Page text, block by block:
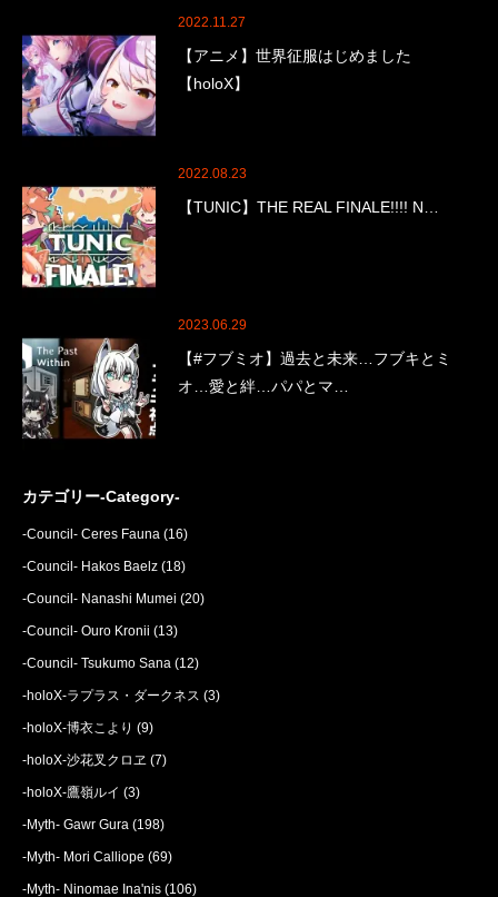
2022.11.27
【アニメ】世界征服はじめました
【holoX】
2022.08.23
【TUNIC】THE REAL FINALE!!!! N…
2023.06.29
【#フブミオ】過去と未来…フブキとミ
オ…愛と絆…パパとマ…
カテゴリー-Category-
-Council- Ceres Fauna (16)
-Council- Hakos Baelz (18)
-Council- Nanashi Mumei (20)
-Council- Ouro Kronii (13)
-Council- Tsukumo Sana (12)
-holoX-ラプラス・ダークネス (3)
-holoX-博衣こより (9)
-holoX-沙花叉クロヱ (7)
-holoX-鷹嶺ルイ (3)
-Myth- Gawr Gura (198)
-Myth- Mori Calliope (69)
-Myth- Ninomae Ina'nis (106)